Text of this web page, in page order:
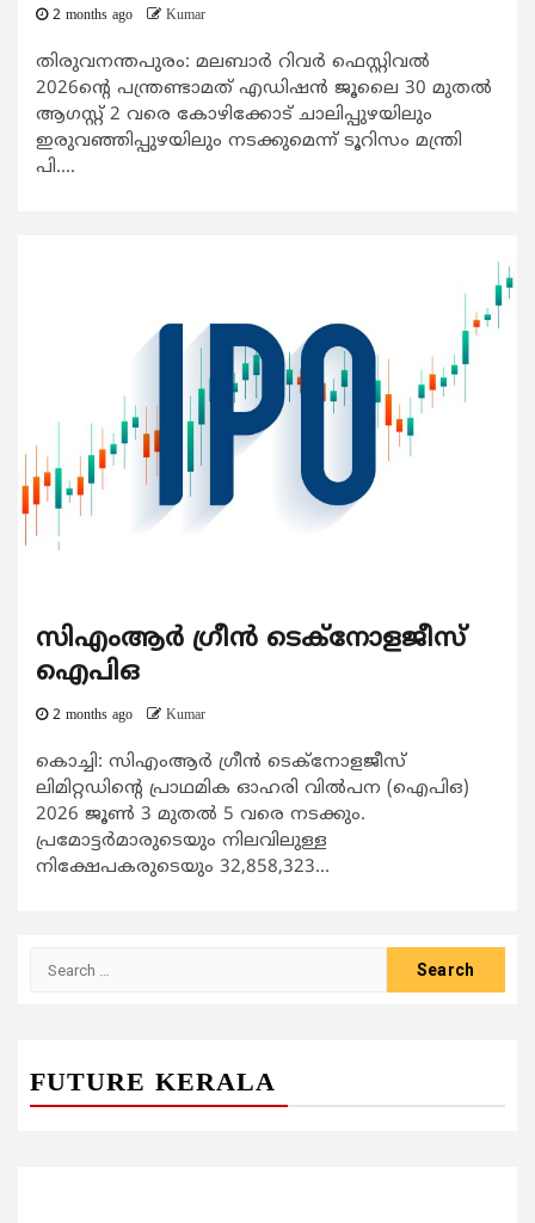
2 months ago Kumar
തിരുവനന്തപുരം: മലബാർ റിവർ ഫെസ്റ്റിവൽ
2026ന്റെ പന്ത്രണ്ടാമത് എഡിഷൻ ജൂലൈ 30 മുതൽ
ആഗസ്റ്റ് 2 വരെ കോഴിക്കോട് ചാലിപ്പുഴയിലും
ഇരുവഞ്ഞിപ്പുഴയിലും നടക്കുമെന്ന് ടൂറിസം മന്ത്രി
പി....
സിഎംആര്‍ ഗ്രീന്‍ ടെക്നോളജീസ്
ഐപിഒ
2 months ago Kumar
കൊച്ചി: സിഎംആര്‍ ഗ്രീന്‍ ടെക്നോളജീസ്
ലിമിറ്റഡിന്‍റെ പ്രാഥമിക ഓഹരി വില്‍പന (ഐപിഒ)
2026 ജൂണ്‍ 3 മുതല്‍ 5 വരെ നടക്കും.
പ്രമോട്ടര്‍മാരുടെയും നിലവിലുള്ള
നിക്ഷേപകരുടെയും 32,858,323...
FUTURE KERALA